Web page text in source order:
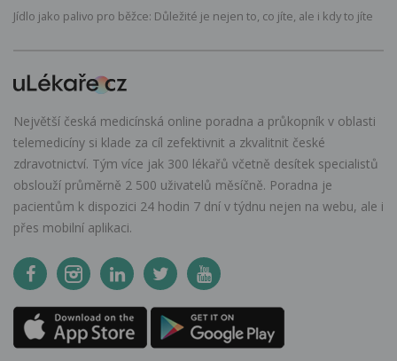
Jídlo jako palivo pro běžce: Důležité je nejen to, co jíte, ale i kdy to jíte
Největší česká medicínská online poradna a průkopník v oblasti
telemedicíny si klade za cíl zefektivnit a zkvalitnit české
zdravotnictví. Tým více jak 300 lékařů včetně desítek specialistů
obslouží průměrně 2 500 uživatelů měsíčně. Poradna je
pacientům k dispozici 24 hodin 7 dní v týdnu nejen na webu, ale i
přes mobilní aplikaci.